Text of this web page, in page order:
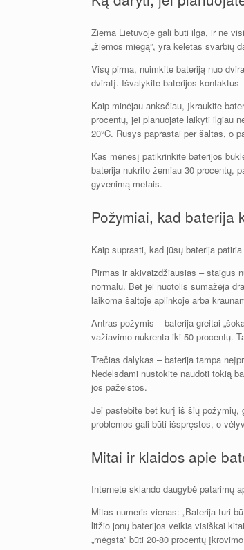
Žiema Lietuvoje gali būti ilga, ir ne
„žiemos miegą”, yra keletas svarbių
Visų pirma, nuimkite bateriją nuo
dviratį. Išvalykite baterijos kontaktus
Kaip minėjau anksčiau, įkraukite
procentų, jei planuojate laikyti ilgiau
20°C. Rūsys paprastai per šaltas, o
Kas mėnesį patikrinkite baterijos
baterija nukrito žemiau 30 procentų,
gyvenimą metais.
Požymiai, kad baterija
Kaip suprasti, kad jūsų baterija
Pirmas ir akivaizdžiausias – staigus
normalu. Bet jei nuotolis sumažėja
laikoma šaltoje aplinkoje arba
Antras požymis – baterija greitai
važiavimo nukrenta iki 50 procentų.
Trečias dalykas – baterija tampa
Nedelsdami nustokite naudoti tokią
jos pažeistos.
Jei pastebite bet kurį iš šių požymių,
problemos gali būti išspręstos, o
Mitai ir klaidos apie
Internete sklando daugybė patarimų
Mitas numeris vienas: „Baterija turi
litžio jonų baterijos veikia visiškai
„mėgsta” būti 20-80 procentų